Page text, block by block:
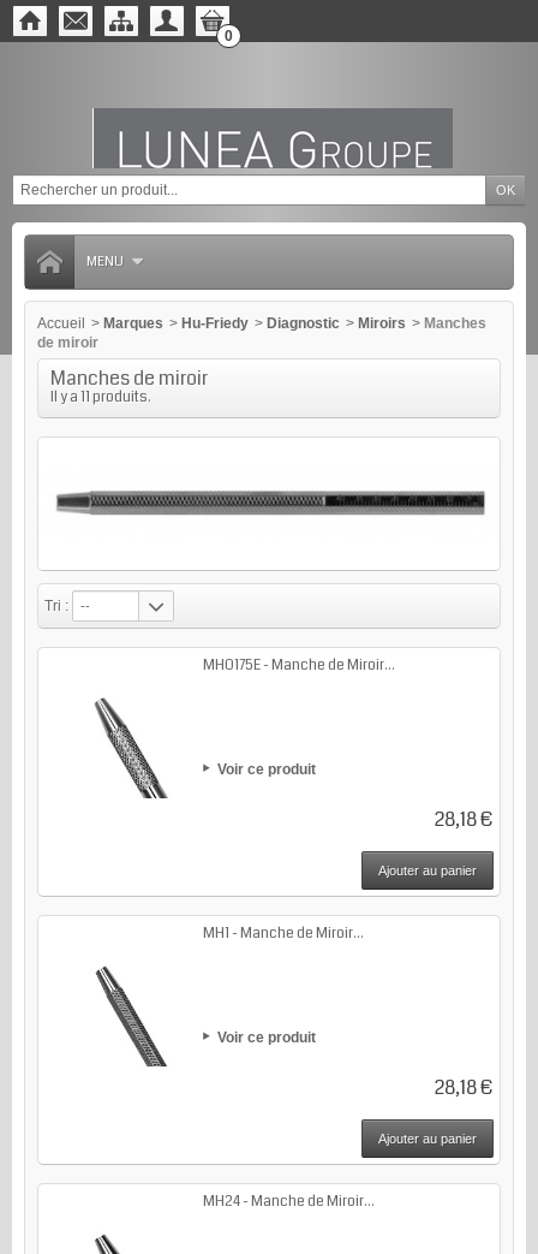
0
MENU
Accueil > Marques > Hu-Friedy > Diagnostic > Miroirs > Manches
de miroir
Manches de miroir
Il y a 11 produits.
Tri : --
MH0175E - Manche de Miroir...
Voir ce produit
28,18 €
Ajouter au panier
MH1 - Manche de Miroir...
Voir ce produit
28,18 €
Ajouter au panier
MH24 - Manche de Miroir...